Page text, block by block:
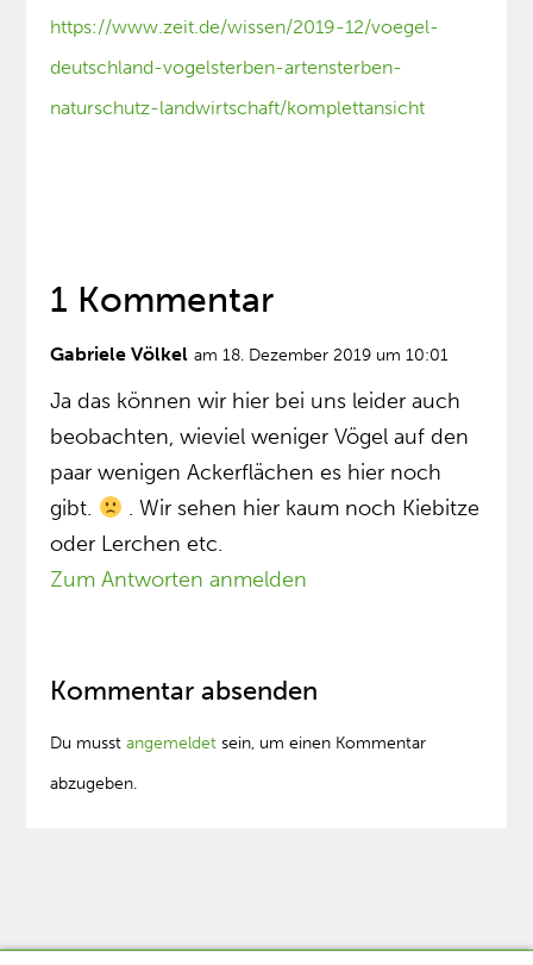
https://www.zeit.de/wissen/2019-12/voegel-
deutschland-vogelsterben-artensterben-
naturschutz-landwirtschaft/komplettansicht
1 Kommentar
Gabriele Völkel am 18. Dezember 2019 um 10:01
Ja das können wir hier bei uns leider auch
beobachten, wieviel weniger Vögel auf den
paar wenigen Ackerflächen es hier noch
gibt.
. Wir sehen hier kaum noch Kiebitze
oder Lerchen etc.
Zum Antworten anmelden
Kommentar absenden
Du musstangemeldet sein, um einen Kommentar
abzugeben.